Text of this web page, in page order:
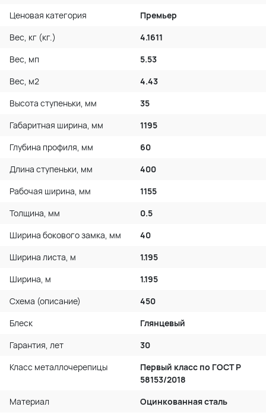
Ценовая категория
Премьер
Вес, кг (кг.)
4.1611
Вес, мп
5.53
Вес, м2
4.43
Высота ступеньки, мм
35
Габаритная ширина, мм
1195
Глубина профиля, мм
60
Длина ступеньки, мм
400
Рабочая ширина, мм
1155
Толщина, мм
0.5
Ширина бокового замка, мм
40
Ширина листа, м
1.195
Ширина, м
1.195
Схема (описание)
450
Блеск
Глянцевый
Гарантия, лет
30
Класс металлочерепицы
Первый класс по ГОСТ P
58153/2018
Материал
Оцинкованная сталь